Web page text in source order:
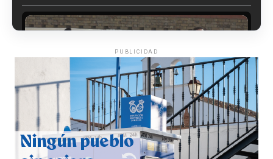
CUARTA CORRIDA DE LAS FIESTAS COLOMBINAS
2026
hace 7 días·Huelvatv
PUBLICIDAD